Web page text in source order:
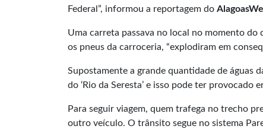
Federal”, informou a reportagem do
Uma carreta passava no local no momento
os pneus da carroceria, “explodiram em
Supostamente a grande quantidade de águas
do ‘Rio da Seresta’ e isso pode ter provocado
Para seguir viagem, quem trafega no trecho
outro veículo. O trânsito segue no sistema